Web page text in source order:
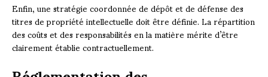
Enfin, une stratégie coordonnée de dépôt et de défense des
titres de propriété intellectuelle doit être définie. La répartition
des coûts et des responsabilités en la matière mérite d’être
clairement établie contractuellement.